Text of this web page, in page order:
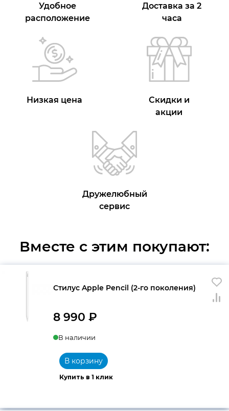
Удобное
расположение
Доставка за 2
часа
Низкая цена
Скидки и
акции
Дружелюбный
сервис
Вместе с этим покупают:
Стилус Apple Pencil (2-го поколения)
8 990 ₽
В наличии
Купить в 1 клик
В корзину